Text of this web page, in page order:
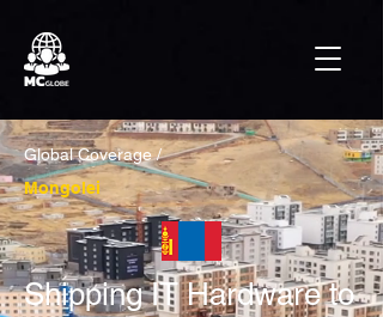
Global Coverage /
Mongolei
Shipping IT Hardware to